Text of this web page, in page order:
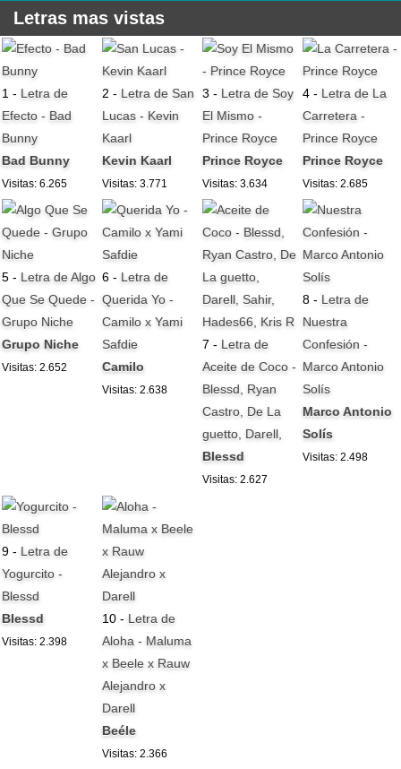
Letras mas vistas
1 - Letra de
Efecto - Bad
Bunny
Bad Bunny
Visitas: 6.265
2 - Letra de San
Lucas - Kevin
Kaarl
Kevin Kaarl
Visitas: 3.771
3 - Letra de Soy
El Mismo -
Prince Royce
Prince Royce
Visitas: 3.634
4 - Letra de La
Carretera -
Prince Royce
Prince Royce
Visitas: 2.685
5 - Letra de Algo
Que Se Quede -
Grupo Niche
Grupo Niche
Visitas: 2.652
6 - Letra de
Querida Yo -
Camilo x Yami
Safdie
Camilo
Visitas: 2.638
7 - Letra de
Aceite de Coco -
Blessd, Ryan
Castro, De La
guetto, Darell,
Blessd
Visitas: 2.627
8 - Letra de
Nuestra
Confesión -
Marco Antonio
Solís
Marco Antonio
Solís
Visitas: 2.498
9 - Letra de
Yogurcito -
Blessd
Blessd
Visitas: 2.398
10 - Letra de
Aloha - Maluma
x Beele x Rauw
Alejandro x
Darell
Beéle
Visitas: 2.366